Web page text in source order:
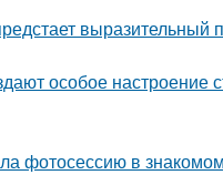
выразительный
особое настроение
фотосессию в